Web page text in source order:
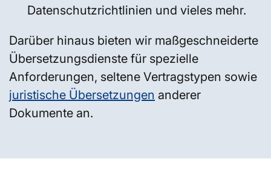
Datenschutzrichtlinien und vieles mehr.
Darüber hinaus bieten wir maßgeschneiderte
Übersetzungsdienste für spezielle
Anforderungen, seltene Vertragstypen sowie
juristische Übersetzungen anderer
Dokumente an.